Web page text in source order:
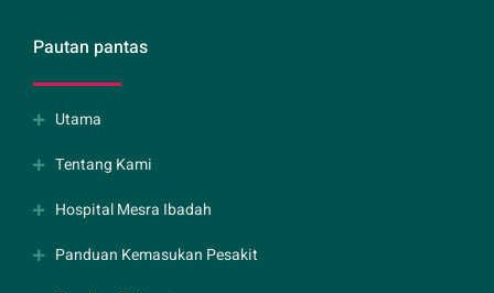
Pautan pantas
Utama
Tentang Kami
Hospital Mesra Ibadah
Panduan Kemasukan Pesakit